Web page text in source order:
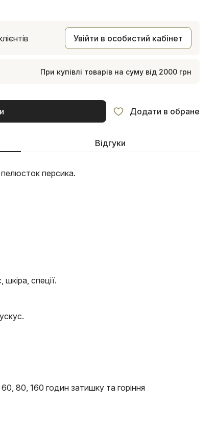
Увійти в особистий кабінет
При купівлі товарів на суму від 2000 грн
Додати в обране
Відгуки
персика.
спеції.
80, 160 годин затишку та горіння